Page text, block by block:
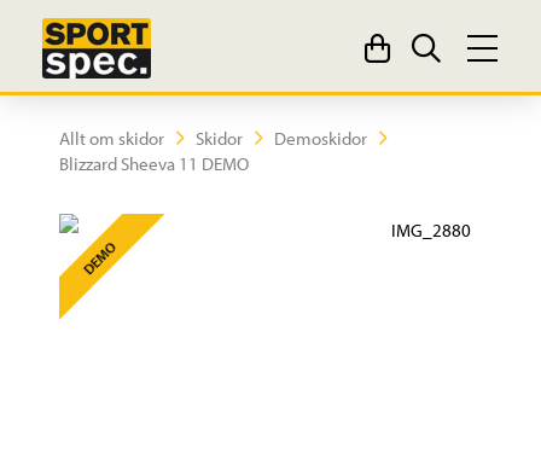
Allt om skidor Skidor
Demoskidor
Blizzard Sheeva 11 DEMO
DEMO